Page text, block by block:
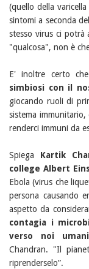
(quello della
sintomi a seconda
stesso virus ci potrà
"qualcosa", non è
E' inoltre certo che
simbiosi con il
giocando ruoli di
sistema
renderci immuni da
Spiega Kartik
college Albert
Ebola (virus che
persona causando
aspetto da
contagia i
verso noi
Chandran. "Il
riprenderselo”.